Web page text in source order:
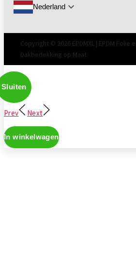
Nederland
Copyright © 2026 EPDMXL | EPDM Folie
Dakbedekking op Maat
Sluiten
Prev Next
In winkelwagen